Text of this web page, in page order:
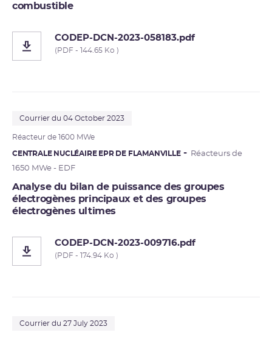
combustible
CODEP-DCN-2023-058183.pdf
(PDF - 144.65 Ko )
Courrier du 04 October 2023
Réacteur de 1600 MWe
CENTRALE NUCLÉAIRE EPR DE FLAMANVILLE
Réacteurs de
1650 MWe - EDF
Analyse du bilan de puissance des groupes
électrogènes principaux et des groupes
électrogènes ultimes
CODEP-DCN-2023-009716.pdf
(PDF - 174.94 Ko )
Courrier du 27 July 2023